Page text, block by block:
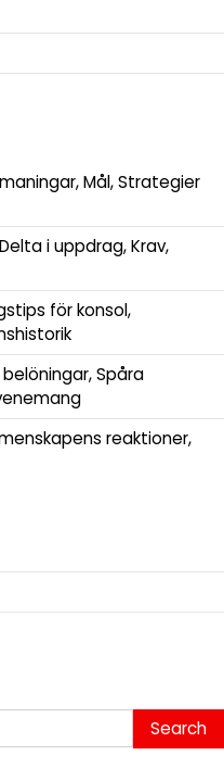
Mål, Strategier
i uppdrag, Krav,
för konsol,
Spåra
reaktioner,